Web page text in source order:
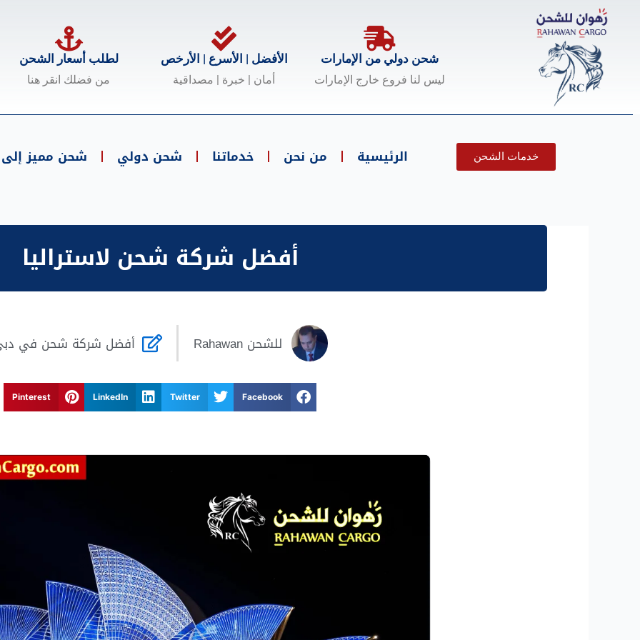
شحن دولي من الإمارات
ليس لنا فروع خارج الإمارات
الأفضل | الأسرع | الأرخص
أمان | خبرة | مصداقية
لطلب أسعار الشحن
من فضلك انقر هنا
خدمات الشحن الرئيسية من نحن خدماتنا شحن دولي شحن مميز
أفضل شركة شحن لاستراليا
للشحن Rahawan أفضل شركة شحن في
Facebook
Twitter
LinkedIn
Pinterest